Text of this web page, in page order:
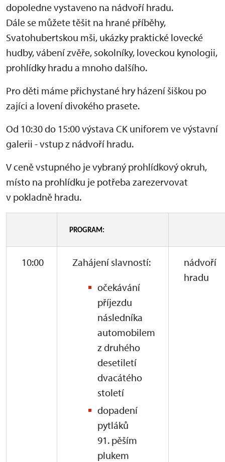
dopoledne vystaveno na nádvoří hradu.
Dále se můžete těšit na hrané příběhy,
Svatohubertskou mši, ukázky praktické lovecké
hudby, vábení zvěře, sokolníky, loveckou kynologii,
prohlídky hradu a mnoho dalšího.
Pro děti máme přichystané hry házení šiškou po
zajíci a lovení divokého prasete.
Od 10:30 do 15:00 výstava CK uniforem ve výstavní
galerii - vstup z nádvoří hradu.
V ceně vstupného je vybraný prohlídkový okruh,
místo na prohlídku je potřeba zarezervovat
v pokladně hradu.
PROGRAM:
10:00
Zahájení slavností:
očekávání
příjezdu
následníka
automobilem
z druhého
desetiletí
dvacátého
století
dopadení
pytláků
91. pěším
plukem
nádvoří
hradu